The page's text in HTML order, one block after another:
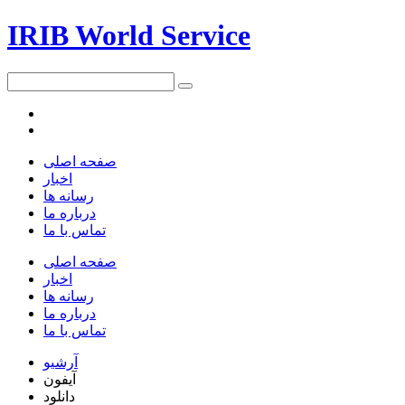
IRIB World Service
صفحه اصلی
اخبار
رسانه ها
درباره ما
تماس با ما
صفحه اصلی
اخبار
رسانه ها
درباره ما
تماس با ما
آرشیو
آیفون
دانلود